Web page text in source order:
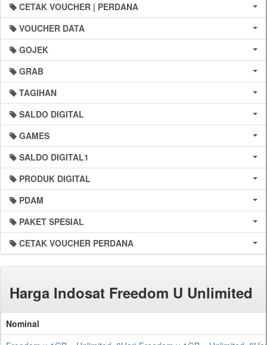
CETAK VOUCHER | PERDANA
VOUCHER DATA
GOJEK
GRAB
TAGIHAN
SALDO DIGITAL
GAMES
SALDO DIGITAL1
PRODUK DIGITAL
PDAM
PAKET SPESIAL
CETAK VOUCHER PERDANA
Harga Indosat Freedom U Unlimited
Nominal